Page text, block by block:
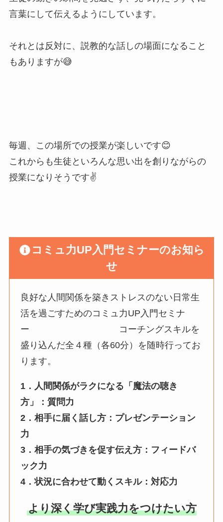
言葉にして伝えるようにしています。
それとは反対に、説教的な話しの場面になること
もありますが😅
毎週、この場所での授業が楽しいです😊
これからも生徒といろんな思い出を創りながらの
授業になりそうです✌️
コミュ力UP入門セミナーのお知ら
せ
良好な人間関係を築きストレスのない日常生
活を過ごすためのコミュ力UP入門セミナ
ー コーチングスキルを
盛り込んだ全４種（各60分）を随時行ってお
ります。
1．人間関係がラクになる「魔法の聴き
方」：質問力
2．相手に届く話し方：プレゼンテーション
力
3．相手の気づきを促す伝え方：フィードバ
ック力
4．状況に合わせて動くスキル：対応力
より深く学び実践力をつけたい方